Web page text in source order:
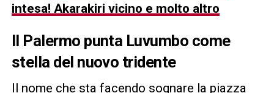
intesa! Akarakiri vicino e molto altro
Il Palermo punta Luvumbo come
stella del nuovo tridente
Il nome che sta facendo sognare la piazza